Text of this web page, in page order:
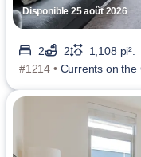
Disponible 25 août 2026
2 2
1,108 pi².
#1214 • Currents on the